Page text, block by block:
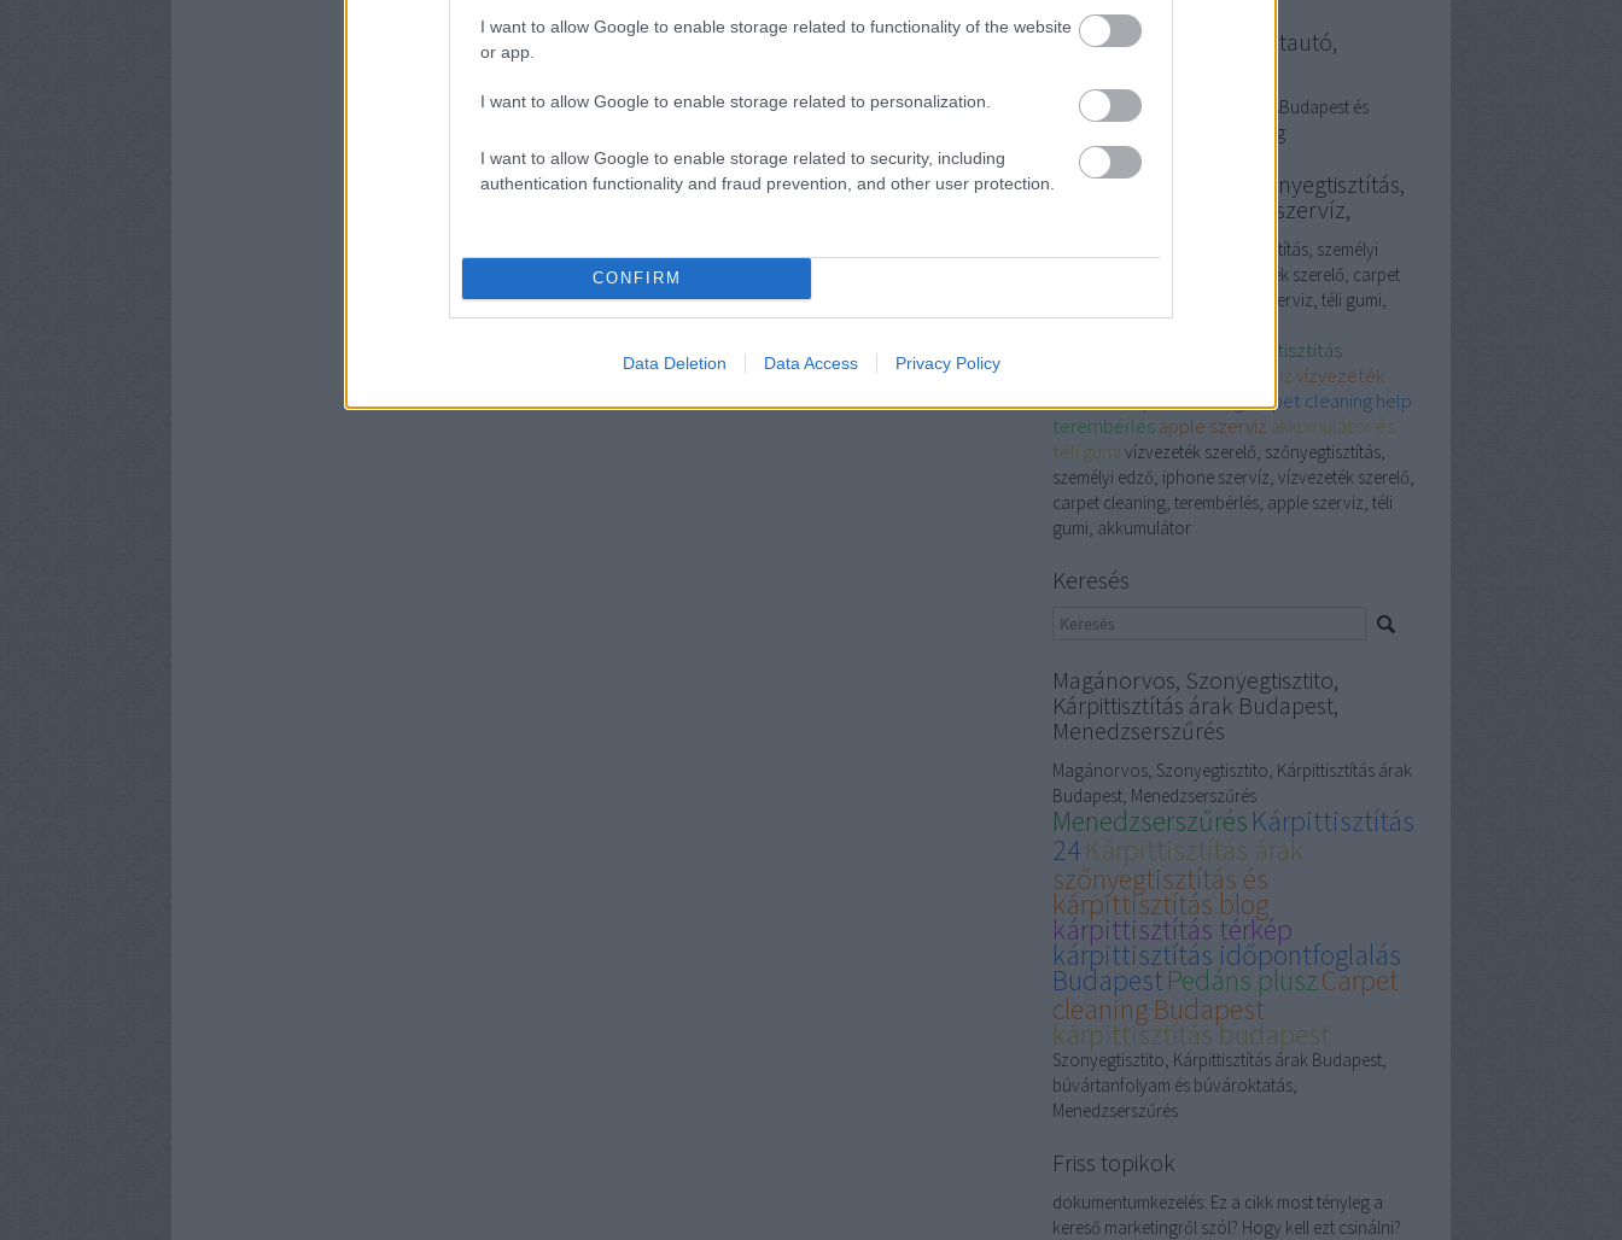
I want to allow Google to enable storage related to functionality of the website
or app.
I want to allow Google to enable storage related to personalization.
I want to allow Google to enable storage related to security, including
authentication functionality and fraud prevention, and other user protection.
CONFIRM
Data Deletion Data Access Privacy Policy
Villanyszerelés használtautó,
Használtautó és villanyszerelésBudapest és
Veresegyháza. Keresőmarketing
vízvezeték szerelő, szőnyegtisztítás,
személyi edző, iphone szervíz,
vízvezeték szerelő, szőnyegtisztítás, személyi
edző, iphone szervíz, vízvezeték szerelő, carpet
cleaning, terembérlés, apple szerviz, téli gumi,
akkumulátor
szőnyegtisztítás
iphone szervizvízvezeték
szerelőcarpet cleaningcarpet cleaning help
terembérlésapple szervíz akkumulátor és
téli gumi vízvezeték szerelő, szőnyegtisztítás,
személyi edző, iphone szervíz, vízvezeték szerelő,
carpet cleaning, terembérlés, apple szerviz, téli
gumi, akkumulátor
Keresés
Magánorvos, Szonyegtisztito,
Kárpittisztítás árak Budapest,
Menedzserszűrés
Magánorvos, Szonyegtisztito, Kárpittisztítás árak
Budapest, Menedzserszűrés
MenedzserszűrésKárpittisztítás
24Kárpittisztítás árak
szőnyegtisztítás és
kárpittisztítás blog
kárpittisztítás térkép
kárpittisztítás időpontfoglalás
BudapestPedáns pluszCarpet
cleaning Budapest
kárpittisztítás budapest
Szonyegtisztito, Kárpittisztítás árak Budapest,
búvártanfolyam és búvároktatás,
Menedzserszűrés
Friss topikok
dokumentumkezelés: Ez a cikk most tényleg a
kereső marketingről szól? Hogy kell ezt csinálni?